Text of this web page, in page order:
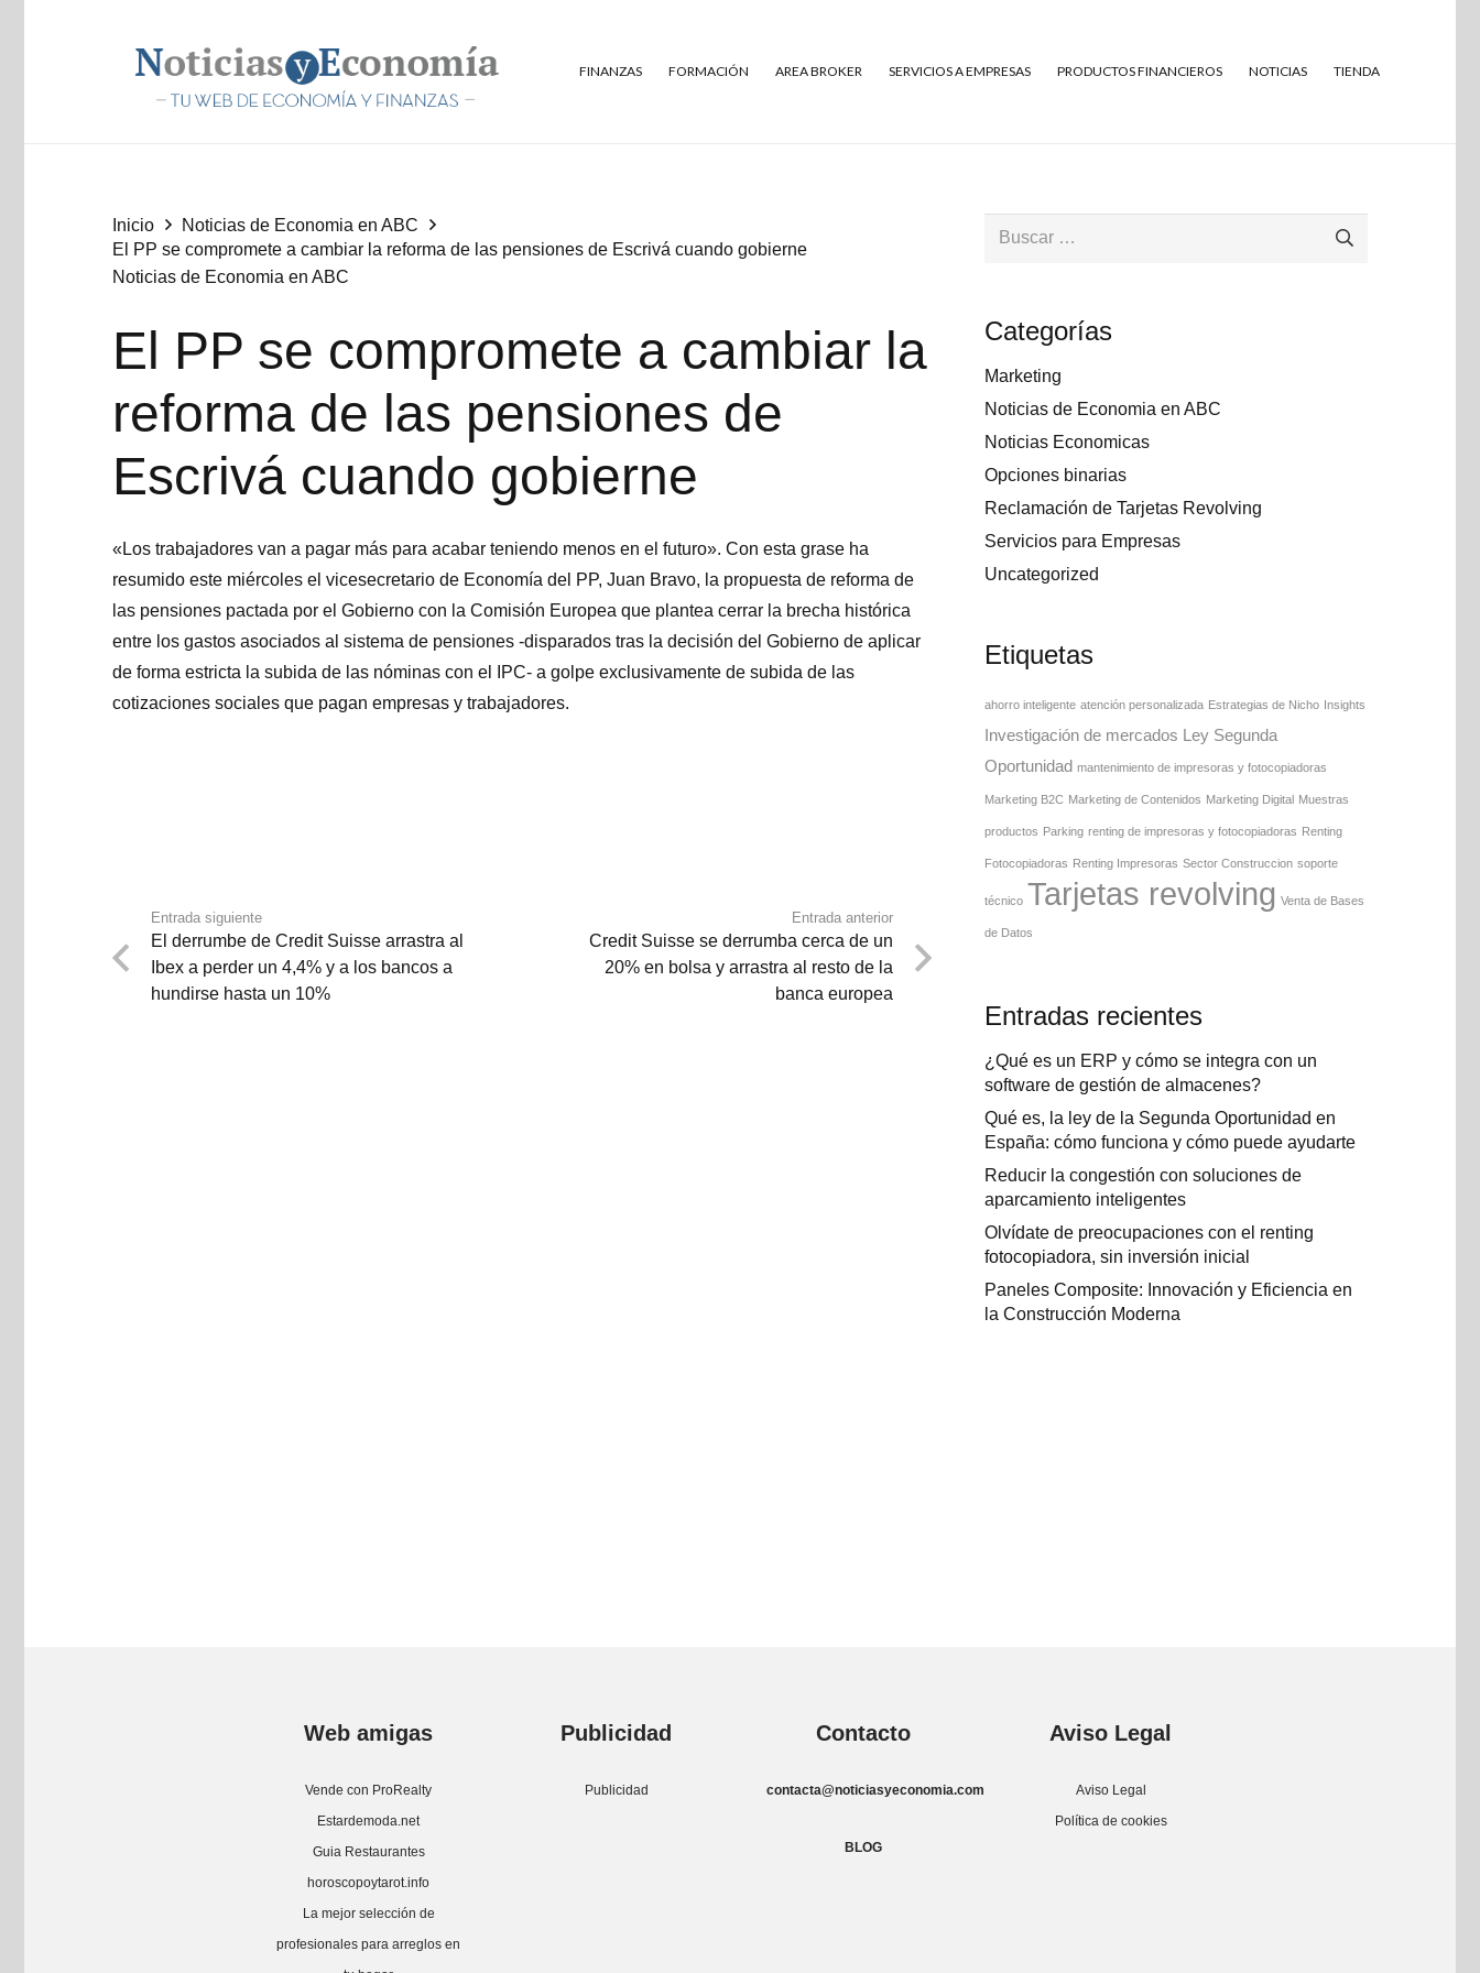
FINANZAS FORMACIÓN AREA BROKER SERVICIOS A EMPRESAS PRODUCTOS FINANCIEROS NOTICIAS TIENDA
Inicio
Noticias de Economia en ABC
El PP se compromete a cambiar la reforma de las pensiones de Escrivá cuando gobierne
Noticias de Economia en ABC
El PP se compromete a cambiar la
reforma de las pensiones de
Escrivá cuando gobierne
«Los trabajadores van a pagar más para acabar teniendo menos en el futuro». Con esta grase ha
resumido este miércoles el vicesecretario de Economía del PP, Juan Bravo, la propuesta de reforma de
las pensiones pactada por el Gobierno con la Comisión Europea que plantea cerrar la brecha histórica
entre los gastos asociados al sistema de pensiones -disparados tras la decisión del Gobierno de aplicar
de forma estricta la subida de las nóminas con el IPC- a golpe exclusivamente de subida de las
cotizaciones sociales que pagan empresas y trabajadores.
Entrada siguiente
El derrumbe de Credit Suisse arrastra al
Ibex a perder un 4,4% y a los bancos a
hundirse hasta un 10%
Entrada anterior
Credit Suisse se derrumba cerca de un
20% en bolsa y arrastra al resto de la
banca europea
Buscar:
Categorías
Marketing
Noticias de Economia en ABC
Noticias Economicas
Opciones binarias
Reclamación de Tarjetas Revolving
Servicios para Empresas
Uncategorized
Etiquetas
ahorro inteligente atención personalizada Estrategias de Nicho Insights
Investigación de mercados
Ley Segunda
Oportunidad mantenimiento de impresoras y fotocopiadoras
Marketing B2C Marketing de Contenidos Marketing Digital Muestras
productos Parking renting de impresoras y fotocopiadoras Renting
Fotocopiadoras Renting Impresoras Sector Construccion soporte
técnico Tarjetas revolving Venta de Bases
de Datos
Entradas recientes
¿Qué es un ERP y cómo se integra con un
software de gestión de almacenes?
Qué es, la ley de la Segunda Oportunidad en
España: cómo funciona y cómo puede ayudarte
Reducir la congestión con soluciones de
aparcamiento inteligentes
Olvídate de preocupaciones con el renting
fotocopiadora, sin inversión inicial
Paneles Composite: Innovación y Eficiencia en
la Construcción Moderna
Web amigas
Vende con ProRealty
Estardemoda.net
Guia Restaurantes
horoscopoytarot.info
La mejor selección de
profesionales para arreglos en
Publicidad
Publicidad
Contacto
contacta@noticiasyeconomia.com
BLOG
Aviso Legal
Aviso Legal
Política de cookies